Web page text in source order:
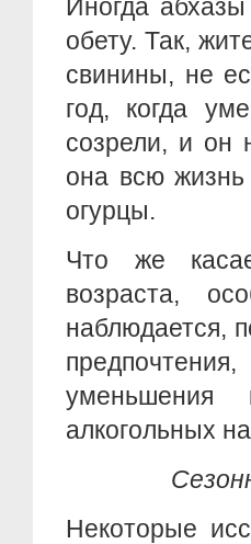
Иногда
обету. Так,
свинины, не
год, когда
созрели, и он
она всю
огурцы.
Что же
возраста,
наблюдается,
уменьшения
алкогольных
Некоторые